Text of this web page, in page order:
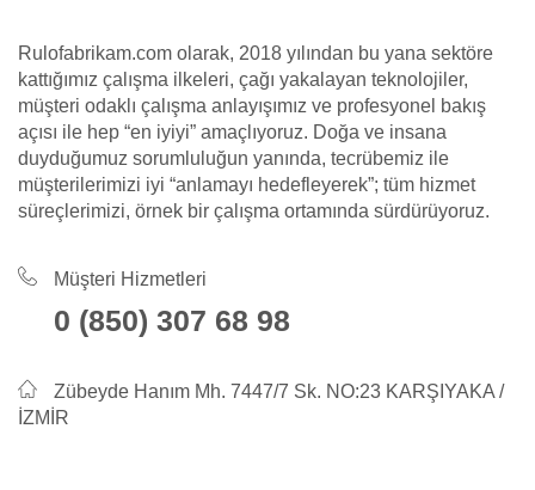
Rulofabrikam.com olarak, 2018 yılından bu yana sektöre
kattığımız çalışma ilkeleri, çağı yakalayan teknolojiler,
müşteri odaklı çalışma anlayışımız ve profesyonel bakış
açısı ile hep “en iyiyi” amaçlıyoruz. Doğa ve insana
duyduğumuz sorumluluğun yanında, tecrübemiz ile
müşterilerimizi iyi “anlamayı hedefleyerek”; tüm hizmet
süreçlerimizi, örnek bir çalışma ortamında sürdürüyoruz.
Müşteri Hizmetleri
0 (850) 307 68 98
Zübeyde Hanım Mh. 7447/7 Sk. NO:23 KARŞIYAKA /
İZMİR